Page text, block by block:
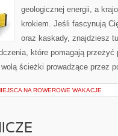
geologicznej energii, a
krokiem. Jeśli fascynują
oraz kaskady, znajdziesz
które pomagają przeżyć
ścieżki prowadzące przez
NA ROWEROWE WAKACJE